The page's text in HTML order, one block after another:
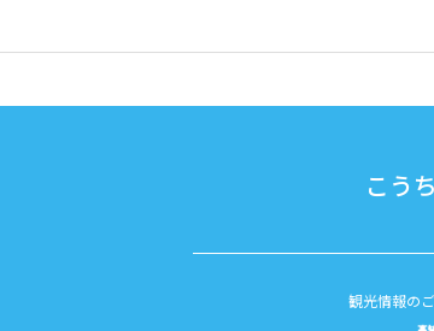
こう
観光情報の